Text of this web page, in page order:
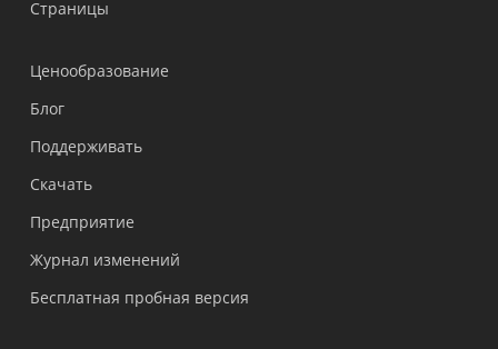
Страницы
Ценообразование
Блог
Поддерживать
Скачать
Предприятие
Журнал изменений
Бесплатная пробная версия